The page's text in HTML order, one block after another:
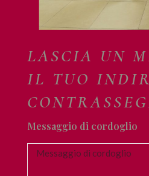
LASCIA UN
IL TUO
Messaggio di cordoglio